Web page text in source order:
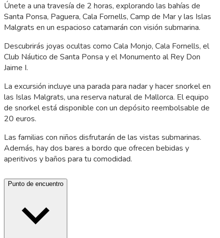
Únete a una travesía de 2 horas, explorando las bahías de
Santa Ponsa, Paguera, Cala Fornells, Camp de Mar y las Islas
Malgrats en un espacioso catamarán con visión submarina.
Descubrirás joyas ocultas como Cala Monjo, Cala Fornells, el
Club Náutico de Santa Ponsa y el Monumento al Rey Don
Jaime I.
La excursión incluye una parada para nadar y hacer snorkel en
las Islas Malgrats, una reserva natural de Mallorca. El equipo
de snorkel está disponible con un depósito reembolsable de
20 euros.
Las familias con niños disfrutarán de las vistas submarinas.
Además, hay dos bares a bordo que ofrecen bebidas y
aperitivos y baños para tu comodidad.
Punto de encuentro